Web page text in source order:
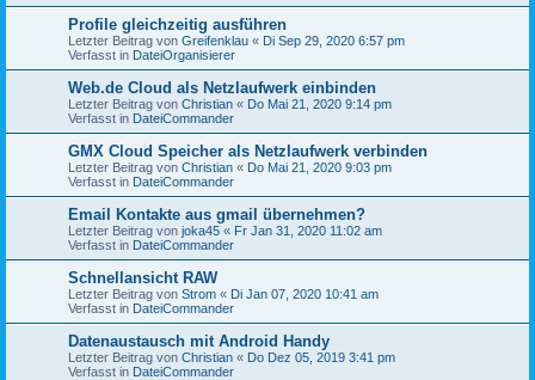
Profile gleichzeitig ausführen
Letzter Beitrag von Greifenklau « Di Sep 29, 2020 6:57 pm
Verfasst in DateiOrganisierer
Web.de Cloud als Netzlaufwerk einbinden
Letzter Beitrag von Christian « Do Mai 21, 2020 9:14 pm
Verfasst in DateiCommander
GMX Cloud Speicher als Netzlaufwerk verbinden
Letzter Beitrag von Christian « Do Mai 21, 2020 9:03 pm
Verfasst in DateiCommander
Email Kontakte aus gmail übernehmen?
Letzter Beitrag von joka45 « Fr Jan 31, 2020 11:02 am
Verfasst in DateiCommander
Schnellansicht RAW
Letzter Beitrag von Strom « Di Jan 07, 2020 10:41 am
Verfasst in DateiCommander
Datenaustausch mit Android Handy
Letzter Beitrag von Christian « Do Dez 05, 2019 3:41 pm
Verfasst in DateiCommander